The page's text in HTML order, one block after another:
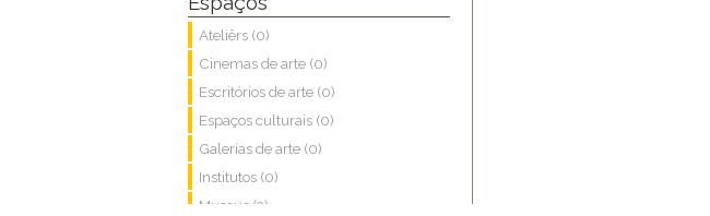
Ateliêrs (0)
Cinemas de arte (0)
Escritórios de arte (0)
Espaços culturais (0)
Galerias de arte (0)
Institutos (0)
Museus (3)